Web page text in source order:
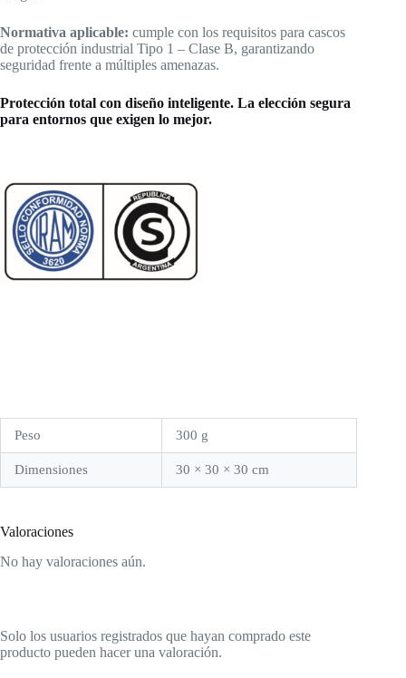
Normativa aplicable: cumple con los requisitos para cascos
de protección industrial Tipo 1 – Clase B, garantizando
seguridad frente a múltiples amenazas.
Protección total con diseño inteligente. La elección segura
para entornos que exigen lo mejor.
Peso 300 g
Dimensiones 30 × 30 × 30 cm
Valoraciones
No hay valoraciones aún.
Solo los usuarios registrados que hayan comprado este
producto pueden hacer una valoración.